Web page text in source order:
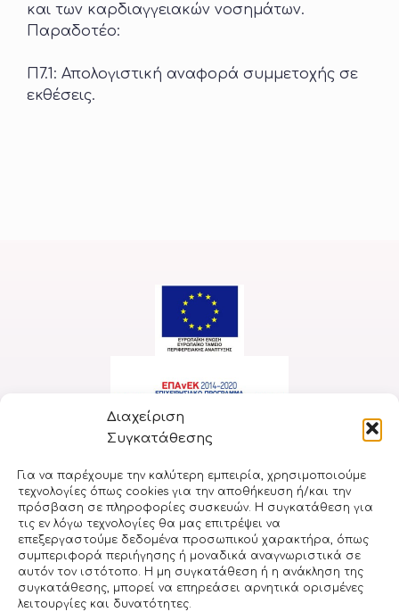
Διαχείριση
Συγκατάθεσης
Για να παρέχουμε την καλύτερη εμπειρία, χρησιμοποιούμε
τεχνολογίες όπως cookies για την αποθήκευση ή/και την
πρόσβαση σε πληροφορίες συσκευών. Η συγκατάθεση για
τις εν λόγω τεχνολογίες θα μας επιτρέψει να
επεξεργαστούμε δεδομένα προσωπικού χαρακτήρα, όπως
συμπεριφορά περιήγησης ή μοναδικά αναγνωριστικά σε
αυτόν τον ιστότοπο. Η μη συγκατάθεση ή η ανάκληση της
συγκατάθεσης, μπορεί να επηρεάσει αρνητικά ορισμένες
λειτουργίες και δυνατότητες.
και των καρδιαγγειακών νοσημάτων.
Παραδοτέο:
Π7.1: Απολογιστική αναφορά συμμετοχής σε
εκθέσεις.
Υλοποιήθηκε στο πλαίσιο της Δράσης «ΕΡΕΥΝΩ-ΔΗΜΙΟΥΡΓΩ-
ΚΑΙΝΟΤΟΜΩ» και συγχρηματοδοτήθηκε από την Ευρωπαϊκή
Ένωση και εθνικούς πόρους μέσω του Ε.Π.
«Ανταγωνιστικότητα, Επιχειρηματικότητα & Καινοτομία
(ΕΠΑνΕΚ)» (κωδικός έργου: Τ2ΕΔΚ-01232)